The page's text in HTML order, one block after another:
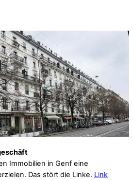
Immobilien in Genf eine
Das stört die Linke. Link